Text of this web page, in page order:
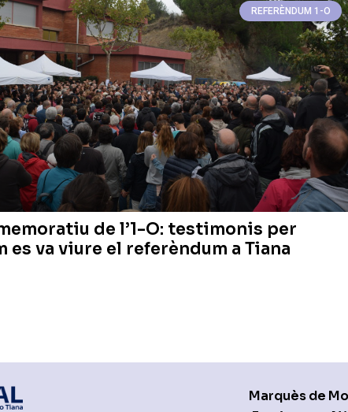
REFERÈNDUM 1-O
de l’1-O: testimonis per
es va viure el referèndum a Tiana
Marquès de